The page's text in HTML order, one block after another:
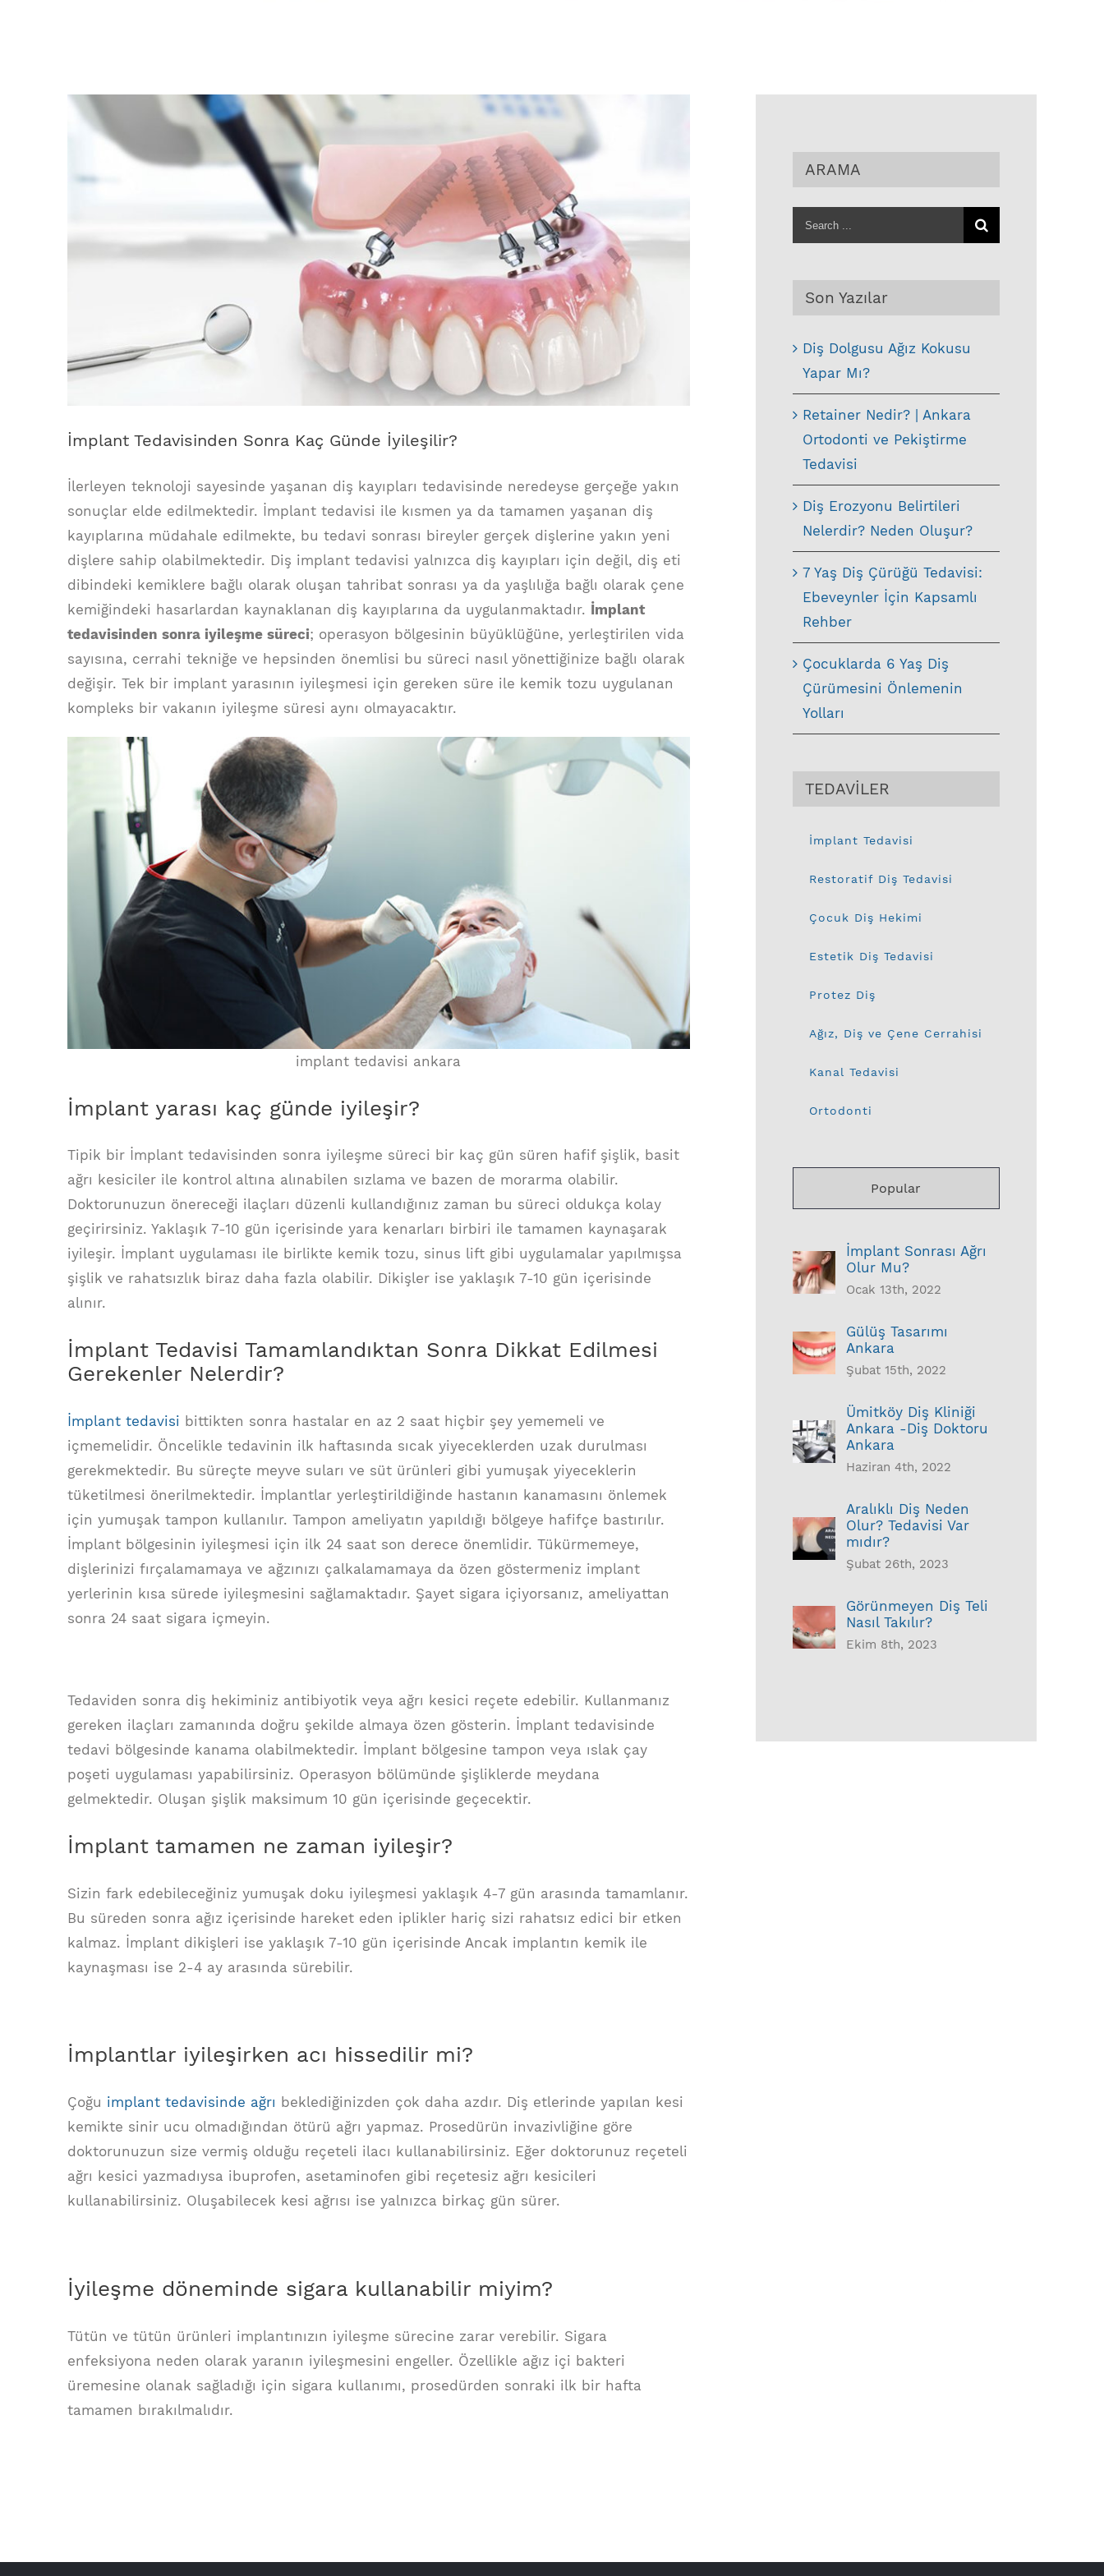
View
Larger
İmplant Tedavisinden Sonra Kaç Günde İyileşilir?
İlerleyen teknoloji sayesinde yaşanan diş kayıpları tedavisinde neredeyse gerçeğe yakın
sonuçlar elde edilmektedir. İmplant tedavisi ile kısmen ya da tamamen yaşanan diş
kayıplarına müdahale edilmekte, bu tedavi sonrası bireyler gerçek dişlerine yakın yeni
dişlere sahip olabilmektedir. Diş implant tedavisi yalnızca diş kayıpları için değil, diş eti
dibindeki kemiklere bağlı olarak oluşan tahribat sonrası ya da yaşlılığa bağlı olarak çene
kemiğindeki hasarlardan kaynaklanan diş kayıplarına da uygulanmaktadır. İmplant
tedavisinden sonra iyileşme süreci; operasyon bölgesinin büyüklüğüne, yerleştirilen vida
sayısına, cerrahi tekniğe ve hepsinden önemlisi bu süreci nasıl yönettiğinize bağlı olarak
değişir. Tek bir implant yarasının iyileşmesi için gereken süre ile kemik tozu uygulanan
kompleks bir vakanın iyileşme süresi aynı olmayacaktır.
implant tedavisi ankara
İmplant yarası kaç günde iyileşir?
Tipik bir İmplant tedavisinden sonra iyileşme süreci bir kaç gün süren hafif şişlik, basit
ağrı kesiciler ile kontrol altına alınabilen sızlama ve bazen de morarma olabilir.
Doktorunuzun önereceği ilaçları düzenli kullandığınız zaman bu süreci oldukça kolay
geçirirsiniz. Yaklaşık 7-10 gün içerisinde yara kenarları birbiri ile tamamen kaynaşarak
iyileşir. İmplant uygulaması ile birlikte kemik tozu, sinus lift gibi uygulamalar yapılmışsa
şişlik ve rahatsızlık biraz daha fazla olabilir. Dikişler ise yaklaşık 7-10 gün içerisinde
alınır.
İmplant Tedavisi Tamamlandıktan Sonra Dikkat Edilmesi
Gerekenler Nelerdir?
İmplant tedavisi bittikten sonra hastalar en az 2 saat hiçbir şey yememeli ve
içmemelidir. Öncelikle tedavinin ilk haftasında sıcak yiyeceklerden uzak durulması
gerekmektedir. Bu süreçte meyve suları ve süt ürünleri gibi yumuşak yiyeceklerin
tüketilmesi önerilmektedir. İmplantlar yerleştirildiğinde hastanın kanamasını önlemek
için yumuşak tampon kullanılır. Tampon ameliyatın yapıldığı bölgeye hafifçe bastırılır.
İmplant bölgesinin iyileşmesi için ilk 24 saat son derece önemlidir. Tükürmemeye,
dişlerinizi fırçalamamaya ve ağzınızı çalkalamamaya da özen göstermeniz implant
yerlerinin kısa sürede iyileşmesini sağlamaktadır. Şayet sigara içiyorsanız, ameliyattan
sonra 24 saat sigara içmeyin.
Tedaviden sonra diş hekiminiz antibiyotik veya ağrı kesici reçete edebilir. Kullanmanız
gereken ilaçları zamanında doğru şekilde almaya özen gösterin. İmplant tedavisinde
tedavi bölgesinde kanama olabilmektedir. İmplant bölgesine tampon veya ıslak çay
poşeti uygulaması yapabilirsiniz. Operasyon bölümünde şişliklerde meydana
gelmektedir. Oluşan şişlik maksimum 10 gün içerisinde geçecektir.
İmplant tamamen ne zaman iyileşir?
Sizin fark edebileceğiniz yumuşak doku iyileşmesi yaklaşık 4-7 gün arasında tamamlanır.
Bu süreden sonra ağız içerisinde hareket eden iplikler hariç sizi rahatsız edici bir etken
kalmaz. İmplant dikişleri ise yaklaşık 7-10 gün içerisinde Ancak implantın kemik ile
kaynaşması ise 2-4 ay arasında sürebilir.
İmplantlar iyileşirken acı hissedilir mi?
Çoğu implant tedavisinde ağrı beklediğinizden çok daha azdır. Diş etlerinde yapılan kesi
kemikte sinir ucu olmadığından ötürü ağrı yapmaz. Prosedürün invazivliğine göre
doktorunuzun size vermiş olduğu reçeteli ilacı kullanabilirsiniz. Eğer doktorunuz reçeteli
ağrı kesici yazmadıysa ibuprofen, asetaminofen gibi reçetesiz ağrı kesicileri
kullanabilirsiniz. Oluşabilecek kesi ağrısı ise yalnızca birkaç gün sürer.
İyileşme döneminde sigara kullanabilir miyim?
Tütün ve tütün ürünleri implantınızın iyileşme sürecine zarar verebilir. Sigara
enfeksiyona neden olarak yaranın iyileşmesini engeller. Özellikle ağız içi bakteri
üremesine olanak sağladığı için sigara kullanımı, prosedürden sonraki ilk bir hafta
tamamen bırakılmalıdır.
ARAMA
Search
for:
Son Yazılar
Diş Dolgusu Ağız Kokusu
Yapar Mı?
Retainer Nedir? | Ankara
Ortodonti ve Pekiştirme
Tedavisi
Diş Erozyonu Belirtileri
Nelerdir? Neden Oluşur?
7 Yaş Diş Çürüğü Tedavisi:
Ebeveynler İçin Kapsamlı
Rehber
Çocuklarda 6 Yaş Diş
Çürümesini Önlemenin
Yolları
TEDAVİLER
İmplant Tedavisi
Restoratif Diş Tedavisi
Çocuk Diş Hekimi
Estetik Diş Tedavisi
Protez Diş
Ağız, Diş ve Çene Cerrahisi
Kanal Tedavisi
Ortodonti
Popular
İmplant Sonrası Ağrı
Olur Mu?
Ocak 13th, 2022
Gülüş Tasarımı
Ankara
Şubat 15th, 2022
Ümitköy Diş Kliniği
Ankara -Diş Doktoru
Ankara
Haziran 4th, 2022
Aralıklı Diş Neden
Olur? Tedavisi Var
mıdır?
Şubat 26th, 2023
Görünmeyen Diş Teli
Nasıl Takılır?
Ekim 8th, 2023